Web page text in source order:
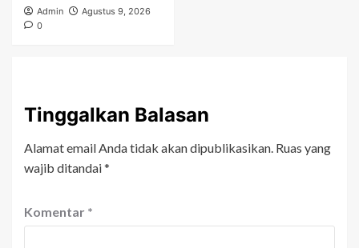
Admin
Agustus 9, 2026
0
Tinggalkan Balasan
Alamat email Anda tidak akan dipublikasikan. Ruas yang
wajib ditandai*
Komentar *